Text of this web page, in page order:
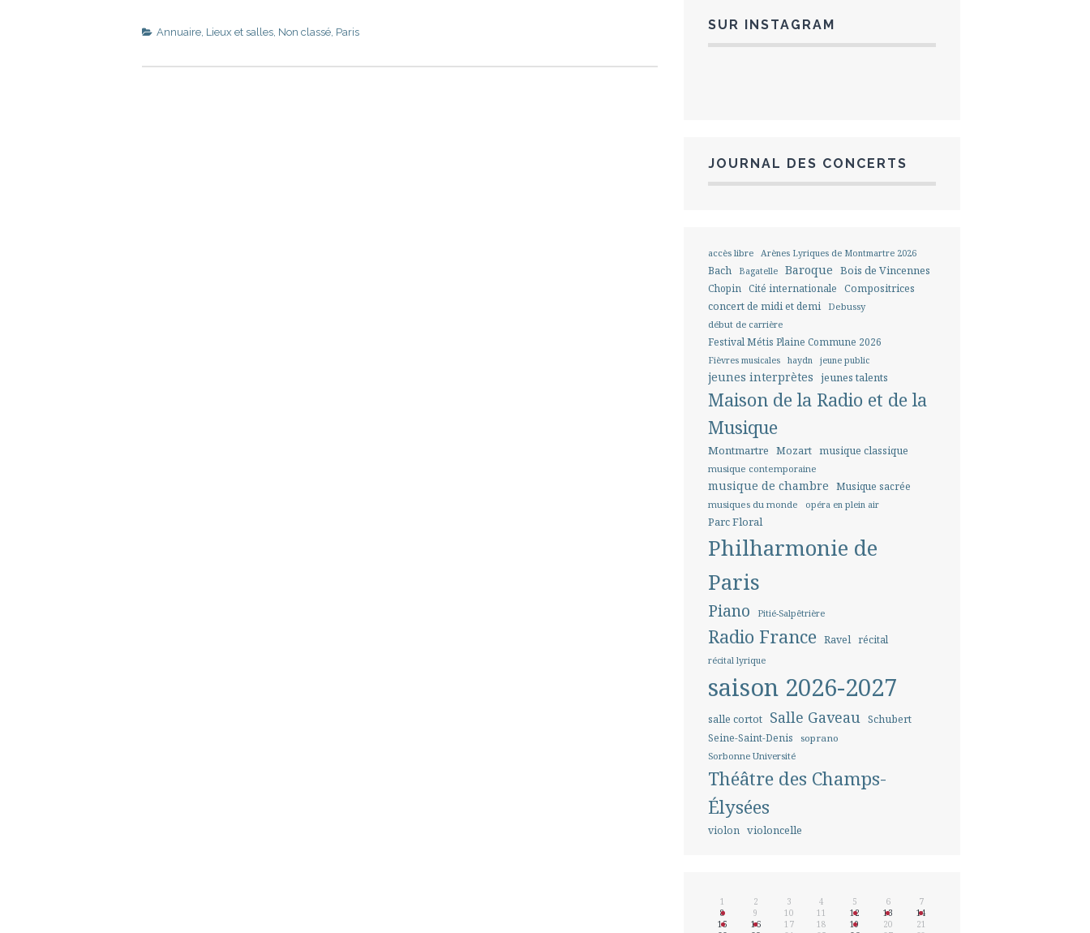
Annuaire Lieux et salles Non classé Paris SUR INSTAGRAM
JOURNAL DES CONCERTS
accès libre Arènes Lyriques de Montmartre 2026
Bach Bagatelle Baroque Bois de Vincennes
Chopin Cité internationale
Compositrices
concert de midi et demi
Debussy
début de carrière
Festival Métis Plaine Commune 2026
Fièvres musicales haydn jeune public
jeunes interprètes jeunes talents
Maison de la Radio et de la
Musique
Montmartre Mozart musique classique
musique contemporaine
musique de chambre Musique sacrée
musiques du monde opéra en plein air
Parc Floral
Philharmonie de
Paris
Piano Pitié-Salpêtrière
Radio France Ravel récital
récital lyrique
saison 2026-2027
salle cortot Salle Gaveau Schubert
Seine-Saint-Denis
soprano
Sorbonne Université
Théâtre des Champs-
Élysées
violon violoncelle
1 2 3 4 5 6
7
8
9 10 11 12 13
14
15
16 17 18 19 20
21